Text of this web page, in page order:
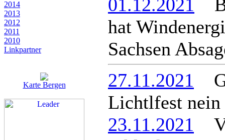
2014
2013
2012
2011
2010
Linkpartner
Karte Bergen
01.12.2021
hat
Sachsen
27.11.2021
Lichtlfest nein
23.11.2021